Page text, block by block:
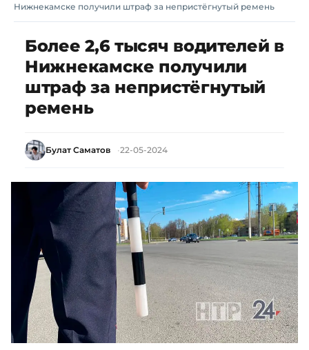
Нижнекамске получили штраф за непристёгнутый ремень
Более 2,6 тысяч водителей в
Нижнекамске получили
штраф за непристёгнутый
ремень
Булат Саматов 22-05-2024